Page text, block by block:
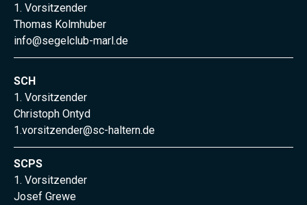
1. Vorsitzender
Thomas Kolmhuber
info@segelclub-marl.de
SCH
1. Vorsitzender
Christoph Ontyd
1.vorsitzender@sc-haltern.de
SCPS
1. Vorsitzender
Josef Grewe